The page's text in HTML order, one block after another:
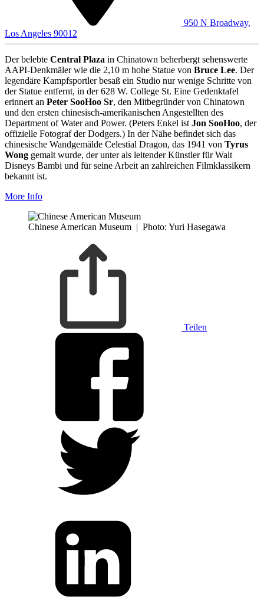
950 N Broadway,
Los Angeles 90012
Der belebte Central Plaza in Chinatown beherbergt sehenswerte
AAPI-Denkmäler wie die 2,10 m hohe Statue von Bruce Lee. Der
legendäre Kampfsportler besaß ein Studio nur wenige Schritte von
der Statue entfernt, in der 628 W. College St. Eine Gedenktafel
erinnert an Peter SooHoo Sr, den Mitbegründer von Chinatown
und den ersten chinesisch-amerikanischen Angestellten des
Department of Water and Power. (Peters Enkel ist Jon SooHoo, der
offizielle Fotograf der Dodgers.) In der Nähe befindet sich das
chinesische Wandgemälde Celestial Dragon, das 1941 von Tyrus
Wong gemalt wurde, der unter als leitender Künstler für Walt
Disneys Bambi und für seine Arbeit an zahlreichen Filmklassikern
bekannt ist.
More Info
Chinese American Museum | Photo: Yuri Hasegawa
Teilen